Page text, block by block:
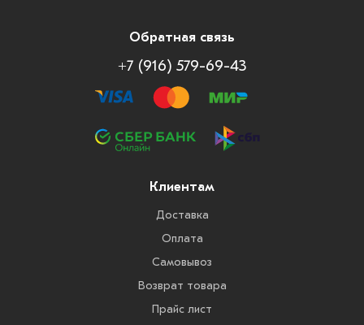
Обратная связь
+7 (916) 579-69-43
Клиентам
Доставка
Оплата
Самовывоз
Возврат товара
Прайс лист